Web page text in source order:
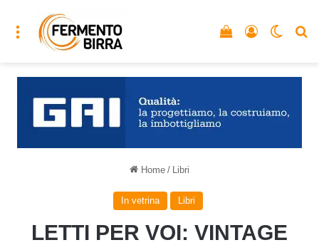
Menu Accedi
Vedi il carrello
Home / Libri
In vetrina Libri
LETTI PER VOI: VINTAGE